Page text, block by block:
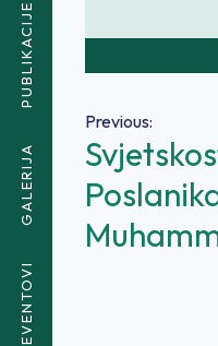
PUBLIKACIJE
GALERIJA
EVENTOVI
Navigacija
članaka
Previous: